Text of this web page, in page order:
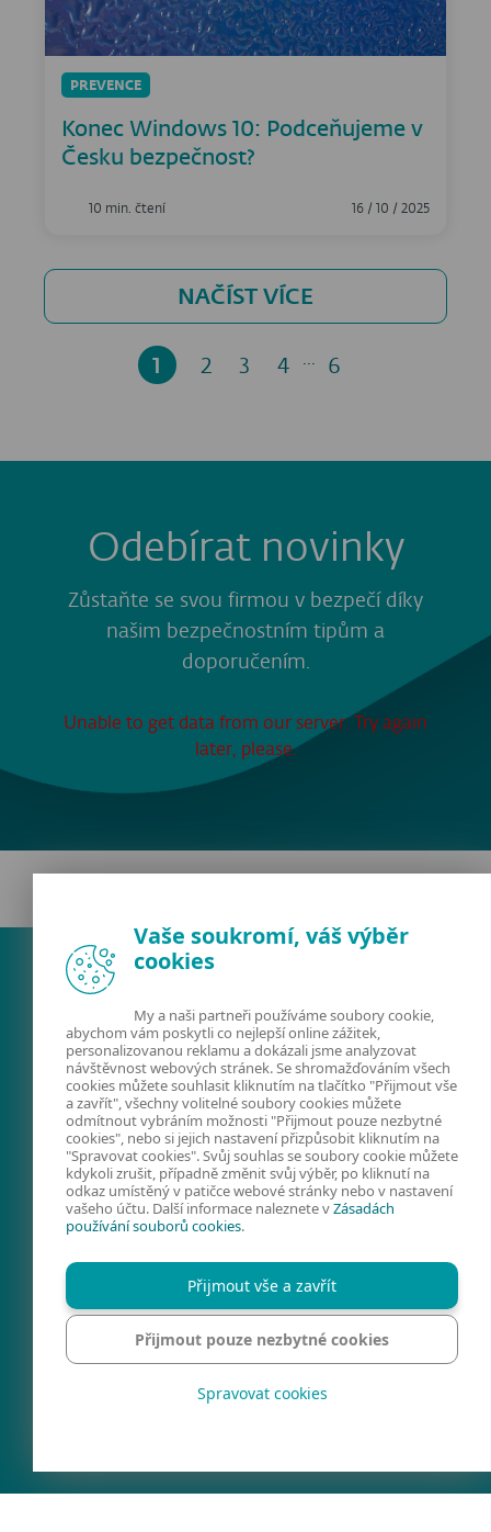
PREVENCE
Konec Windows 10: Podceňujeme v
Česku bezpečnost?
10 min. čtení 16 / 10 / 2025
NAČÍST VÍCE
1 2 3 4 ... 6
Odebírat novinky
Zůstaňte se svou firmou v bezpečí díky
našim bezpečnostním tipům a
doporučením.
Unable to get data from our server. Try again
later, please.
FIRMY A TECHNOLOGIE
KYBERNETICKÁ
BEZPEČNOST
PREVENCE
KONTAKTY
SPRAVOVAT COOKIES
REGION
FACEBOOK
X LINKEDIN
Vaše soukromí, váš výběr
cookies
My a naši partneři používáme soubory cookie,
abychom vám poskytli co nejlepší online zážitek,
personalizovanou reklamu a dokázali jsme analyzovat
návštěvnost webových stránek. Se shromažďováním všech
cookies můžete souhlasit kliknutím na tlačítko "Přijmout vše
a zavřít", všechny volitelné soubory cookies můžete
odmítnout vybráním možnosti "Přijmout pouze nezbytné
cookies", nebo si jejich nastavení přizpůsobit kliknutím na
"Spravovat cookies". Svůj souhlas se soubory cookie můžete
kdykoli zrušit, případně změnit svůj výběr, po kliknutí na
odkaz umístěný v patičce webové stránky nebo v nastavení
vašeho účtu. Další informace naleznete vZásadách
používání souborů cookies.
Přijmout vše a zavřít
Přijmout pouze nezbytné cookies
Spravovat cookies